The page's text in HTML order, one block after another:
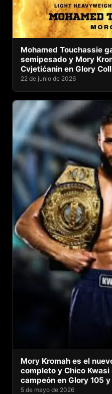
Mohamed Touchassie
semipesado y Mory
Cvjetićanin en Glory
22 de junio de 2026
Mory Kromah es el
completo y Chico
campeón en Glory 105 y
5 de mayo de 2026